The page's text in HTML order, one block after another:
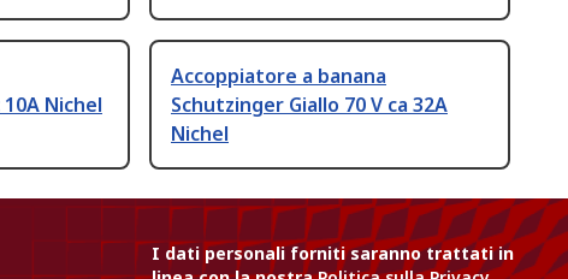
Nichel
Accoppiatore a banana
Schutzinger Giallo 70 V ca 32A
Nichel
I dati personali forniti saranno trattati in